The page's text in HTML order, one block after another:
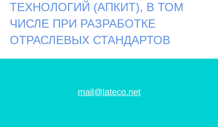
ТЕХНОЛОГИЙ (АПКИТ), В ТОМ
ЧИСЛЕ ПРИ РАЗРАБОТКЕ
ОТРАСЛЕВЫХ СТАНДАРТОВ
mail@lateco.net